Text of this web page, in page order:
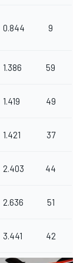
0.844 9
1.386 59
1.419 49
1.421 37
2.403 44
2.636 51
3.441 42